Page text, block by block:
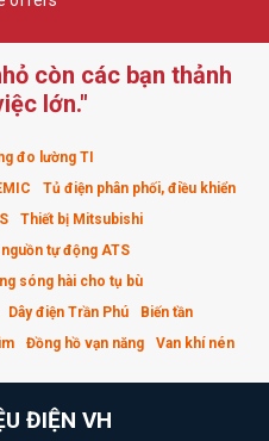
còn các bạn thảnh
lớn."
đo lường TI
Tủ điện phân phối, điều khiển
Thiết bị Mitsubishi
tự động ATS
sóng hài cho tụ bù
Dây điện Trần Phú
Biến tần
Đồng hồ vạn năng Van khí nén
ĐIỆN VH